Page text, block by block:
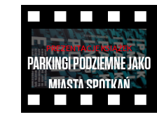
PREZENTACJE KSIĄŻEK
PARKINGI PODZIEMNE JAKO
MIASTA SPOTKAŃ
ArturBURSZTA